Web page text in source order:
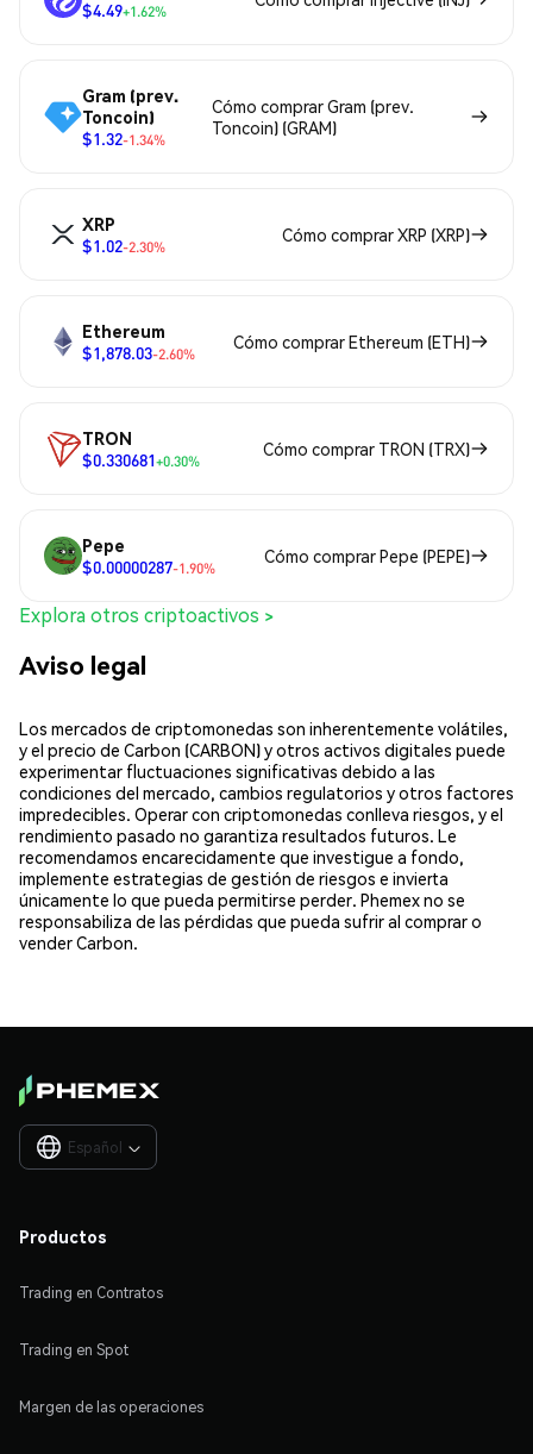
$4.49+1.62%
Gram (prev.
Toncoin)
$1.32-1.34%
Cómo comprar Gram (prev.
Toncoin) (GRAM)
XRP
$1.02-2.30%
Cómo comprar XRP (XRP)
Ethereum
$1,878.03-2.60%
Cómo comprar Ethereum (ETH)
TRON
$0.330681+0.30%
Cómo comprar TRON (TRX)
Pepe
$0.00000287-1.90%
Cómo comprar Pepe (PEPE)
Explora otros criptoactivos >
Aviso legal
Los mercados de criptomonedas son inherentemente volátiles,
y el precio de Carbon (CARBON) y otros activos digitales puede
experimentar fluctuaciones significativas debido a las
condiciones del mercado, cambios regulatorios y otros factores
impredecibles. Operar con criptomonedas conlleva riesgos, y el
rendimiento pasado no garantiza resultados futuros. Le
recomendamos encarecidamente que investigue a fondo,
implemente estrategias de gestión de riesgos e invierta
únicamente lo que pueda permitirse perder. Phemex no se
responsabiliza de las pérdidas que pueda sufrir al comprar o
vender Carbon.
Español 
Productos
Trading en Contratos
Trading en Spot
Margen de las operaciones